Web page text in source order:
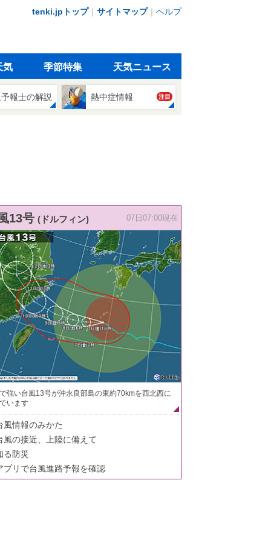
tenki.jpトップ｜ サイトマップ｜ ヘルプ
気 季節特集 天気ニュース
報士の解説 熱中症情報 注目
13号 (ドルフィン) 07日07:00現在
強い台風13号が沖永良部島の東約70kmを西北西に
います
風情報のみかた
風の接近、上陸に備えて
る防災
プリで台風進路予報を確認